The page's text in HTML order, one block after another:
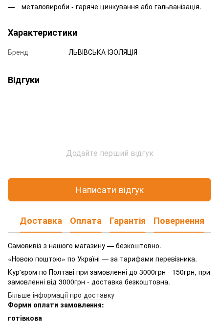
металовироби - гаряче цинкування або гальванізація.
Характеристики
Бренд ЛЬВІВСЬКА ІЗОЛЯЦІЯ
Відгуки
Додайте перший відгук
Написати відгук
Доставка Оплата Гарантія Повернення
Самовивіз з нашого магазину — безкоштовно.
«Новою поштою» по Україні — за тарифами перевізника.
Кур'єром по Полтаві при замовленні до 3000грн - 150грн, при
замовленні від 3000грн - доставка безкоштовна.
Більше інформації про доставку
Форми оплати замовлення:
готівкова